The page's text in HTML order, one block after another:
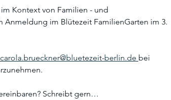
Kontext von Familien - und
Anmeldung im Blütezeit FamilienGarten im 3.
carola.brueckner@bluetezeit-berlin.de bei
Schreibt gern…